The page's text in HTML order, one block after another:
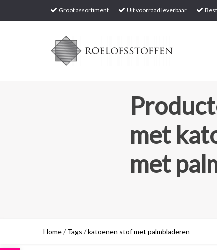
Groot assortiment Uit voorraad leverbaar
met
met
Home/ Tags /katoenen stof met palmbladeren